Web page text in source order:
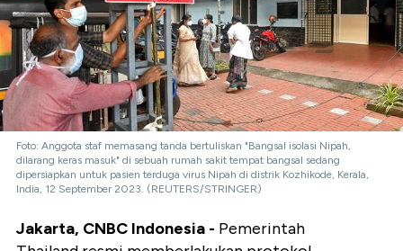
Foto: Anggota staf memasang tanda bertuliskan "Bangsal isolasi Nipah,
dilarang keras masuk" di sebuah rumah sakit tempat bangsal sedang
dipersiapkan untuk pasien terduga virus Nipah di distrik Kozhikode, Kerala,
India, 12 September 2023. (REUTERS/STRINGER)
Jakarta, CNBC Indonesia - Pemerintah